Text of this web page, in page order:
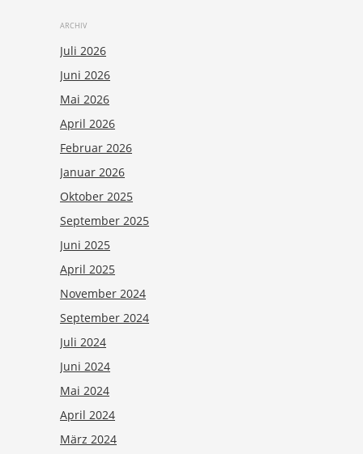
ARCHIV
Juli 2026
Juni 2026
Mai 2026
April 2026
Februar 2026
Januar 2026
Oktober 2025
September 2025
Juni 2025
April 2025
November 2024
September 2024
Juli 2024
Juni 2024
Mai 2024
April 2024
März 2024